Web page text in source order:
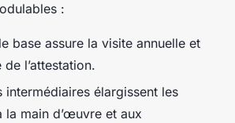
:
base assure la visite annuelle et
l’attestation.
intermédiaires élargissent les
la main d’œuvre et aux